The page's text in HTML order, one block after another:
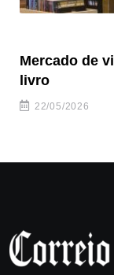
Mercado de
livro
22/05/2026